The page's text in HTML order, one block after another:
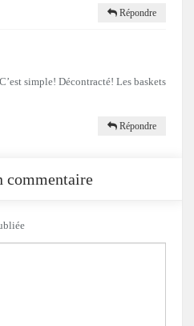
Répondre
simple! Décontracté! Les baskets
Répondre
commentaire